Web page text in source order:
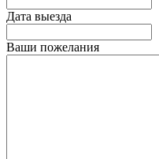
Дата выезда
Ваши пожелания